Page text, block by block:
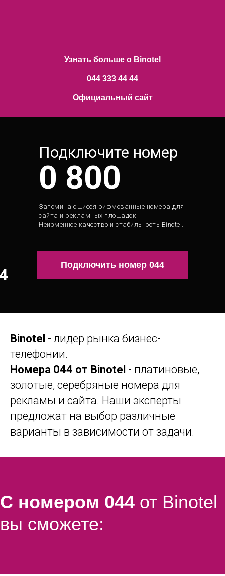
Узнать больше о Binotel
044 333 44 44
Официальный сайт
Запоминающиеся рифмованные номера для
сайта и рекламных площадок.
Неизменное качество и стабильность Binotel.
Подключить номер 044
Подключите номер
0 800
Binotel - лидер рынка бизнес-
телефонии.
Номера 044 от Binotel - платиновые,
золотые, серебряные номера для
рекламы и сайта. Наши эксперты
предложат на выбор различные
варианты в зависимости от задачи.
С номером 044 от Binotel
вы сможете: